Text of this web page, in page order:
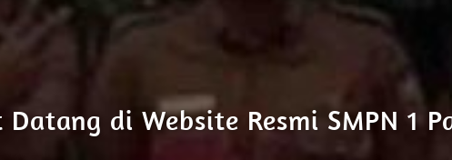
Datang di Website Resmi SMPN 1